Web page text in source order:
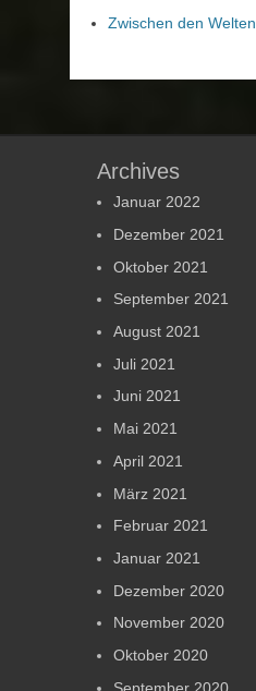
Zwischen den Welten
Archives
Januar 2022
Dezember 2021
Oktober 2021
September 2021
August 2021
Juli 2021
Juni 2021
Mai 2021
April 2021
März 2021
Februar 2021
Januar 2021
Dezember 2020
November 2020
Oktober 2020
September 2020